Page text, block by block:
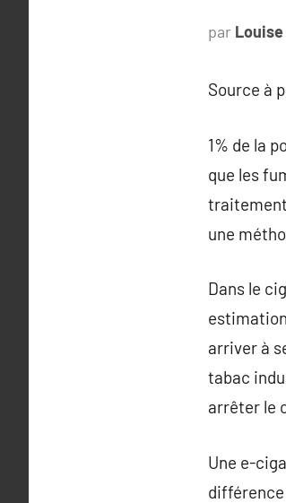
par Louise
Source à
1% de la
que les
une
Dans le
arriver à
tabac
arrêter le
Une e-
différence